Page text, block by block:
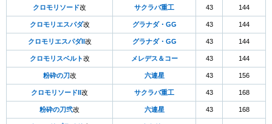
クロモリソード改 サクラバ重工 43 144
クロモリエスパダ改 グラナダ・GG 43 144
クロモリエスパダII 改 グラナダ・GG 43 144
クロモリスベルト改 メレデス＆コー 43 144
粉砕の刀改 六連星 43 156
クロモリソードII 改 サクラバ重工 43 168
粉砕の刀弐改 六連星 43 168